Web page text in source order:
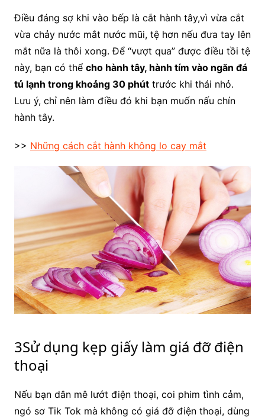
Điều đáng sợ khi vào bếp là cắt hành tây,vì vừa cắt
vừa chảy nước mắt nước mũi, tệ hơn nếu đưa tay lên
mắt nữa là thôi xong. Để “vượt qua” được điều tồi tệ
này, bạn có thể cho hành tây, hành tím vào ngăn đá
tủ lạnh trong khoảng 30 phúttrước khi thái nhỏ.
Lưu ý, chỉ nên làm điều đó khi bạn muốn nấu chín
hành tây.
>> Những cách cắt hành không lo cay mắt
3Sử dụng kẹp giấy làm giá đỡ điện
thoại
Nếu bạn dân mê lướt điện thoại, coi phim tình cảm,
ngó sơ Tik Tok mà không có giá đỡ điện thoại, dùng